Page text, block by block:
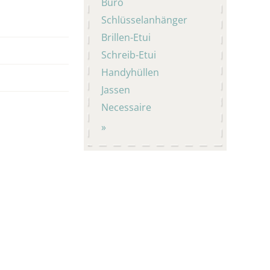
Schlüsselanhänger
Brillen-Etui
Schreib-Etui
Handyhüllen
Jassen
Necessaire